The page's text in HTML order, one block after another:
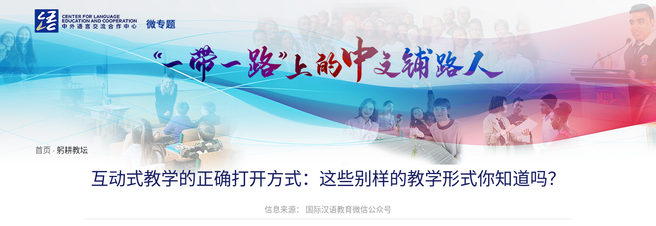
首页 · 躬耕教坛
互动式教学的正确打开方式：这些别样的教学形式你知道吗？
信息来源： 国际汉语教育微信公众号